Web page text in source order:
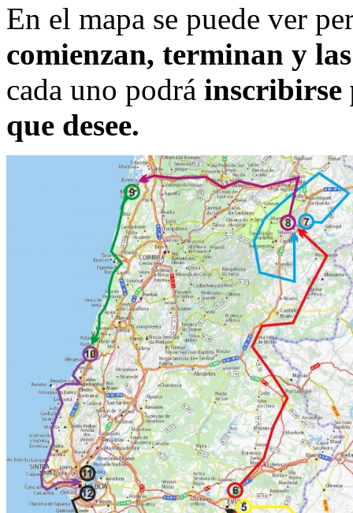
En el mapa se puede ver
comienzan, terminan y
cada uno podrá inscribirse
que desee.